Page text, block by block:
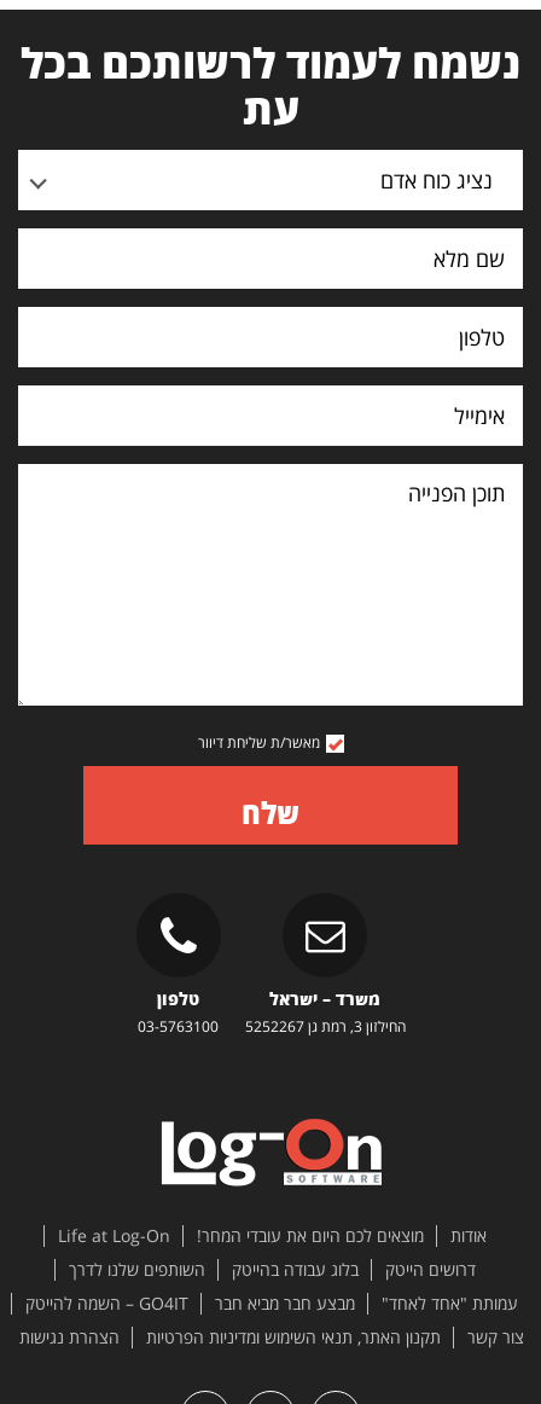
נשמח לעמוד לרשותכם בכל
עת
נציג כוח אדם
תוכן
הפנייה
מאשר/ת שליחת דיוור
שלח
משרד – ישראל
החילזון 3, רמת גן 5252267
טלפון
03-5763100
אודות מוצאים לכם היום את עובדי המחר!
Life at Log-On
דרושים הייטק
בלוג עבודה בהייטק
השותפים שלנו לדרך
עמותת "אחד לאחד"
מבצע חבר מביא חבר
GO4IT – השמה להייטק
צור קשר
תקנון האתר, תנאי השימוש ומדיניות הפרטיות הצהרת נגישות